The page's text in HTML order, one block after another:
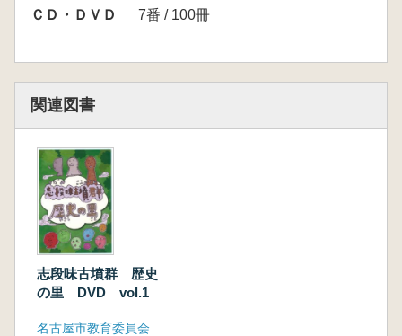
すく神話をアニメで紹介したものです。
ＣＤ・ＤＶＤ
7番 / 100冊
関連図書
志段味古墳群 歴史
の里 DVD vol.1
名古屋市教育委員会